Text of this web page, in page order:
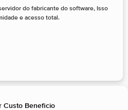
do fabricante do software, Isso
e acesso total.
Custo Beneficio